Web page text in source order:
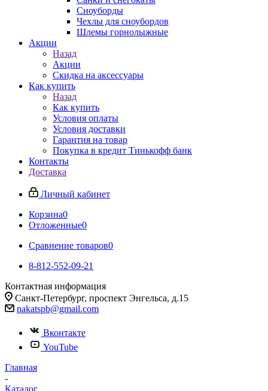
Сноуборды
Чехлы для сноубордов
Шлемы горнолыжные
Акции
Назад
Акции
Скидка на аксессуары
Как купить
Назад
Как купить
Условия оплаты
Условия доставки
Гарантия на товар
Покупка в кредит Тинькофф банк
Контакты
Доставка
Личный кабинет
Корзина0
Отложенные0
Сравнение товаров0
8-812-552-09-21
Контактная информация
Санкт-Петербург, проспект Энгельса, д.15
nakatspb@gmail.com
Вконтакте
YouTube
Главная
-
Каталог